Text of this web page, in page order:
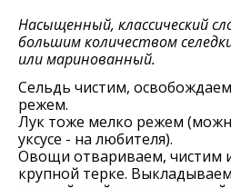
Насыщенный, классический
большим количеством
или маринованный.
Сельдь чистим,
режем.
Лук тоже мелко режем
уксусе - на любителя).
Овощи отвариваем, чистим
крупной терке.